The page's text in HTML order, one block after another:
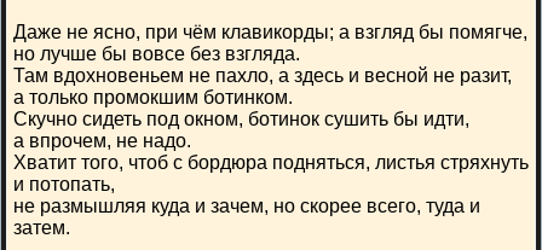
Даже не ясно, при чём клавикорды; а взгляд бы помягче,
но лучше бы вовсе без взгляда.
Там вдохновеньем не пахло, а здесь и весной не разит,
а только промокшим ботинком.
Скучно сидеть под окном, ботинок сушить бы идти,
а впрочем, не надо.
Хватит того, чтоб с бордюра подняться, листья стряхнуть
и потопать,
не размышляя куда и зачем, но скорее всего, туда и
затем.